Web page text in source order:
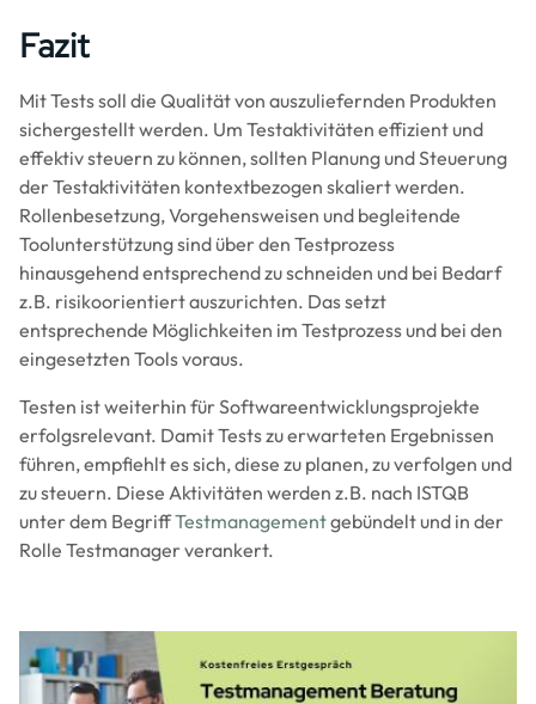
Fazit
Mit Tests soll die Qualität von auszuliefernden Produkten
sichergestellt werden. Um Testaktivitäten effizient und
effektiv steuern zu können, sollten Planung und Steuerung
der Testaktivitäten kontextbezogen skaliert werden.
Rollenbesetzung, Vorgehensweisen und begleitende
Toolunterstützung sind über den Testprozess
hinausgehend entsprechend zu schneiden und bei Bedarf
z.B. risikoorientiert auszurichten. Das setzt
entsprechende Möglichkeiten im Testprozess und bei den
eingesetzten Tools voraus.
Testen ist weiterhin für Softwareentwicklungsprojekte
erfolgsrelevant. Damit Tests zu erwarteten Ergebnissen
führen, empfiehlt es sich, diese zu planen, zu verfolgen und
zu steuern. Diese Aktivitäten werden z.B. nach ISTQB
unter dem BegriffTestmanagementgebündelt und in der
Rolle Testmanager verankert.
Image